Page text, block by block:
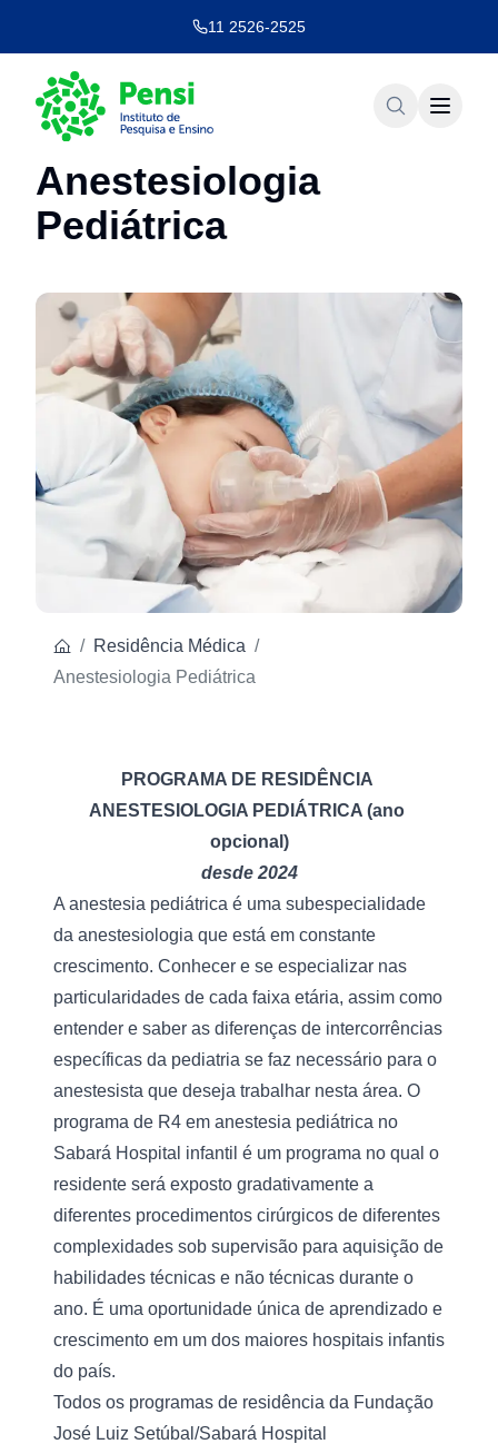
11 2526-2525
Anestesiologia
Pediátrica
Residência Médica
Anestesiologia Pediátrica
PROGRAMA DE RESIDÊNCIA
ANESTESIOLOGIA PEDIÁTRICA (ano
opcional)
desde 2024
A anestesia pediátrica é uma subespecialidade
da anestesiologia que está em constante
crescimento. Conhecer e se especializar nas
particularidades de cada faixa etária, assim como
entender e saber as diferenças de intercorrências
específicas da pediatria se faz necessário para o
anestesista que deseja trabalhar nesta área. O
programa de R4 em anestesia pediátrica no
Sabará Hospital infantil é um programa no qual o
residente será exposto gradativamente a
diferentes procedimentos cirúrgicos de diferentes
complexidades sob supervisão para aquisição de
habilidades técnicas e não técnicas durante o
ano. É uma oportunidade única de aprendizado e
crescimento em um dos maiores hospitais infantis
do país.
Todos os programas de residência da Fundação
José Luiz Setúbal/Sabará Hospital